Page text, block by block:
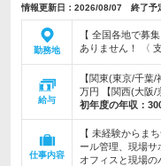
情報更新日：2026/08/07 終了予
勤務地
【 全国各地で募
ありません！ 〈
給与
【関東(東京/千葉
万円 【関西(大阪/
初年度の年収：
仕事内容
【 未経験からま
ール管理、現場
オフィスと現場